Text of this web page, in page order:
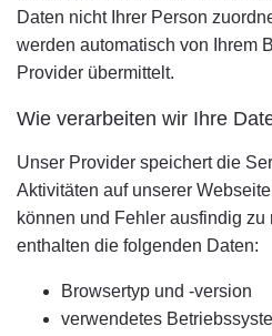
Daten nicht Ihrer Person
werden automatisch von Ihrem
Provider übermittelt.
Wie verarbeiten wir Ihre
Unser Provider speichert die
Aktivitäten auf unserer
können und Fehler ausfindig
enthalten die folgenden Daten:
Browsertyp und -version
verwendetes